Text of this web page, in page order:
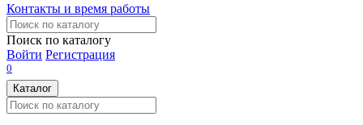
Контакты и время работы
Поиск по каталогу
Войти Регистрация
0
Каталог